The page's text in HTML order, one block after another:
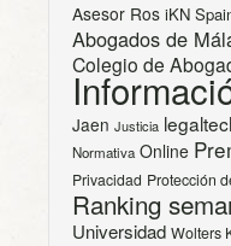
Asesor Ros iKN
Abogados de
Colegio de
Jaen Justicia
Normativa Online
Privacidad Protección
Ranking
Universidad Wolters